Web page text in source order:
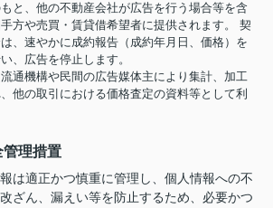
と、他の不動産会社が広告を行う場合等を含
方や売買・賃貸借希望者に提供されます。 契
、速やかに成約報告（成約年月日、価格）を
、広告を停止します。
通機構や民間の広告媒体主により集計、加工
他の取引における価格査定の資料等として利
管理措置
は適正かつ慎重に管理し、個人情報への不
ざん、漏えい等を防止するため、必要かつ